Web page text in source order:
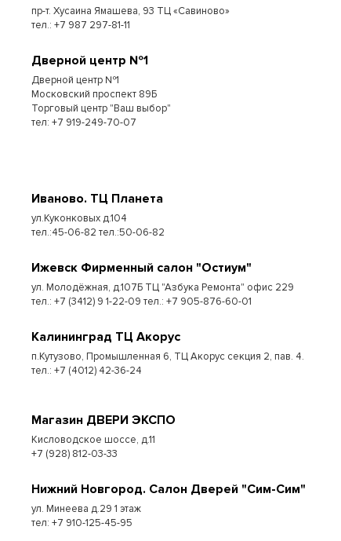
пр-т. Хусаина Ямашева, 93 ТЦ «Савиново»
тел.: +7 987 297-81-11
Дверной центр №1
Дверной центр №1
Московский проспект 89Б
Торговый центр "Ваш выбор"
тел: +7 919-249-70-07
Иваново. ТЦ Планета
ул.Куконковых д.104
тел.:45-06-82 тел.:50-06-82
Ижевск Фирменный салон "Остиум"
ул. Молодёжная, д.107Б ТЦ "Азбука Ремонта" офис 229
тел.: +7 (3412) 9 1-22-09 тел.: +7 905-876-60-01
Калининград ТЦ Акорус
п.Кутузово, Промышленная 6, ТЦ Акорус секция 2, пав. 4.
тел.: +7 (4012) 42-36-24
Магазин ДВЕРИ ЭКСПО
Кисловодское шоссе, д.11
+7 (928) 812-03-33
Нижний Новгород. Салон Дверей "Сим-Сим"
ул. Минеева д.29 1 этаж
тел: +7 910-125-45-95